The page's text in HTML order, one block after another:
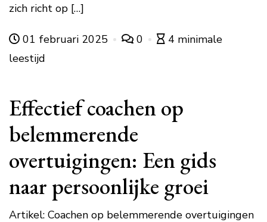
zich richt op […]
01 februari 2025 0
4 minimale
leestijd
Effectief coachen op
belemmerende
overtuigingen: Een gids
naar persoonlijke groei
Artikel: Coachen op belemmerende overtuigingen